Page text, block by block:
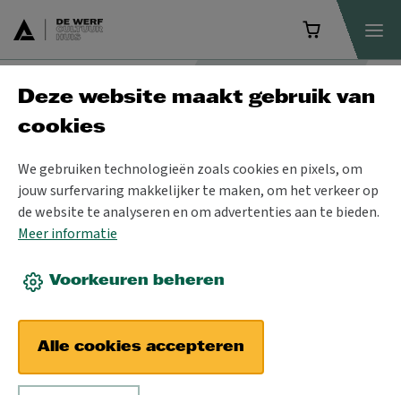
Nieuws
Deze website maakt gebruik van
cookies
We gebruiken technologieën zoals cookies en pixels, om
jouw surfervaring makkelijker te maken, om het verkeer op
de website te analyseren en om advertenties aan te bieden.
Meer informatie
Voorkeuren beheren
Alle cookies accepteren